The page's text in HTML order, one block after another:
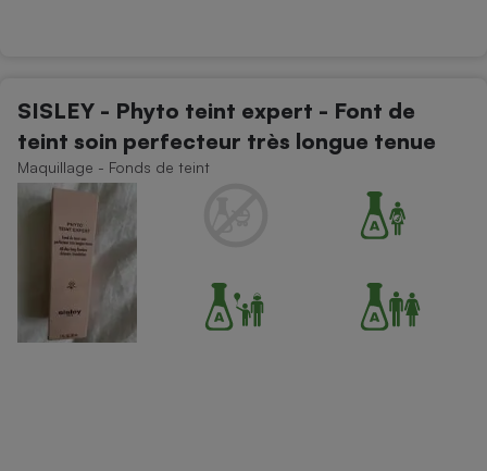
SISLEY - Phyto teint expert - Font de
teint soin perfecteur très longue tenue
Maquillage - Fonds de teint